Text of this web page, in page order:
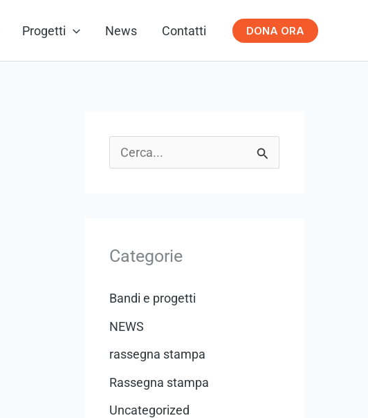
Progetti News Contatti DONA ORA
a
Categorie
Bandi e progetti
NEWS
rassegna stampa
Rassegna stampa
Uncategorized